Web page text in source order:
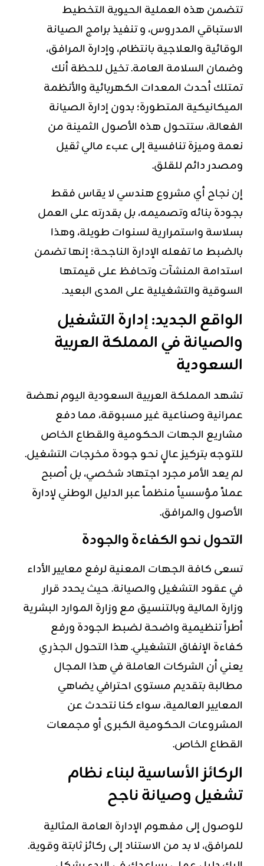
تتضمن هذه العملية الحيوية التخطيط
الاستباقي المدروس، و تنفيذ برامج الصيانة
الوقائية والعلاجية بانتظام، وإدارة المرافق،
وضمان السلامة العامة. تخيل للحظة أنك
تمتلك أحدث المعدات الكهربائية والأنظمة
الميكانيكية المتطورة؛ بدون إدارة الصيانة
الفعالة، ستتحول هذه الأصول الثمينة من
نعمة وميزة تنافسية إلى عبء مالي ثقيل
ومصدر دائم للقلق.
إن نجاح أي مشروع هندسي لا يقاس فقط
بجودة بنائه وتصميمه، بل بقدرته على العمل
بسلاسة واستمرارية لسنوات طويلة، وهذا
بالضبط ما تفعله الإدارة الناجحة؛ إنها تضمن
استدامة المنشآت وتحافظ على قيمتها
السوقية والتشغيلية على المدى البعيد.
الواقع الجديد: إدارة التشغيل
والصيانة في المملكة العربية
السعودية
تشهد المملكة العربية السعودية اليوم نهضة
عمرانية وصناعية غير مسبوقة، مما دفع
مشاريع الجهات الحكومية والقطاع الخاص
للتوجه بتركيز عالٍ نحو جودة مخرجات التشغيل.
لم يعد الأمر مجرد اجتهاد شخصي، بل أصبح
عملاً مؤسسياً منظماً عبر الدليل الوطني لإدارة
الأصول والمرافق.
التحول نحو الكفاءة والجودة
تسعى كافة الجهات المعنية لرفع معايير الأداء
في عقود التشغيل والصيانة. حيث يحدد قرار
وزارة المالية وبالتنسيق مع وزارة الموارد البشرية
أطراً تنظيمية واضحة لضبط الجودة ورفع
كفاءة الإنفاق التشغيلي. هذا التحول الجذري
يعني أن الشركات العاملة في هذا المجال
مطالبة بتقديم مستوى احترافي يضاهي
المعايير العالمية، سواء كنا نتحدث عن
المشروعات الحكومية الكبرى أو مجمعات
القطاع الخاص.
الركائز الأساسية لبناء نظام
تشغيل وصيانة ناجح
للوصول إلى مفهوم الإدارة العامة المثالية
للمرافق، لا بد من الاستناد إلى ركائز ثابتة وقوية.